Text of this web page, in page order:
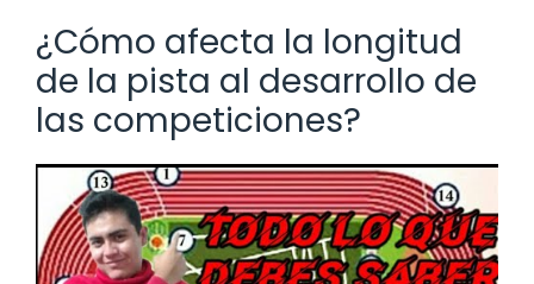
¿Cómo afecta la longitud
de la pista al desarrollo de
las competiciones?